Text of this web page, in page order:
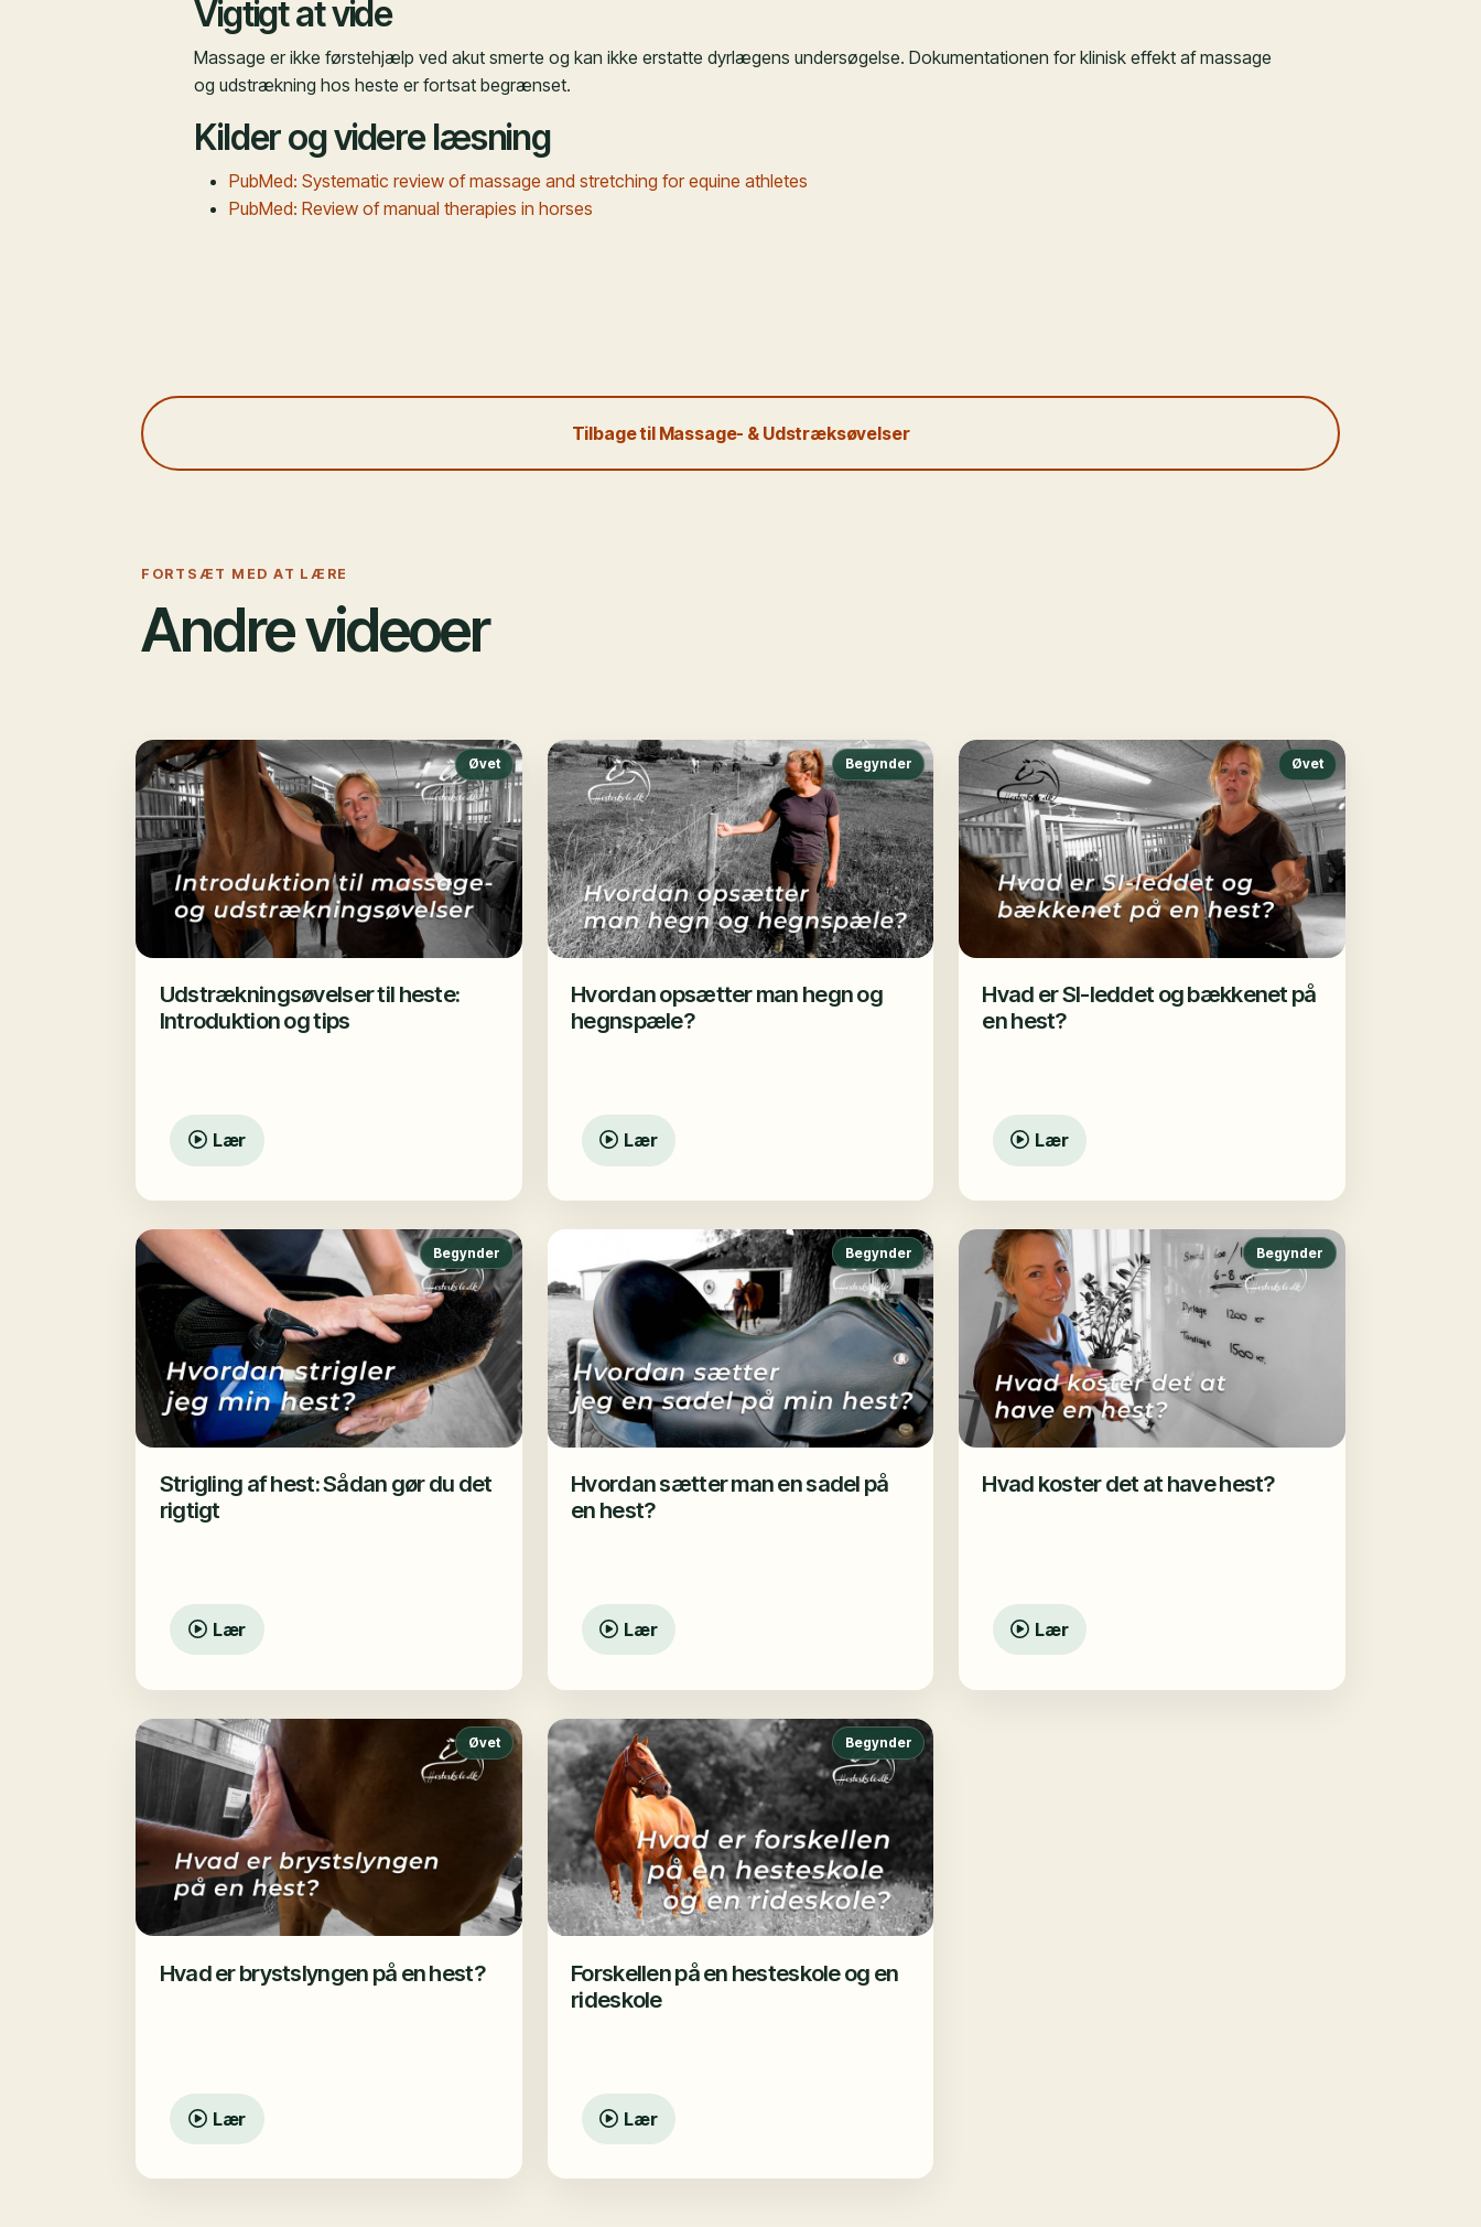
Vigtigt at vide
Massage er ikke førstehjælp ved akut smerte og kan ikke erstatte dyrlægens undersøgelse. Dokumentationen for klinisk effekt af massage
og udstrækning hos heste er fortsat begrænset.
Kilder og videre læsning
PubMed: Systematic review of massage and stretching for equine athletes
PubMed: Review of manual therapies in horses
Tilbage til Massage- & Udstræksøvelser
FORTSÆT MED AT LÆRE
Andre videoer
Øvet
Udstrækningsøvelser til heste:
Introduktion og tips
Lær
Begynder
Hvordan opsætter man hegn og
hegnspæle?
Lær
Øvet
Hvad er SI-leddet og bækkenet på
en hest?
Lær
Begynder
Strigling af hest: Sådan gør du det
rigtigt
Lær
Begynder
Hvordan sætter man en sadel på
en hest?
Lær
Begynder
Hvad koster det at have hest?
Lær
Øvet
Hvad er brystslyngen på en hest?
Lær
Begynder
Forskellen på en hesteskole og en
rideskole
Lær